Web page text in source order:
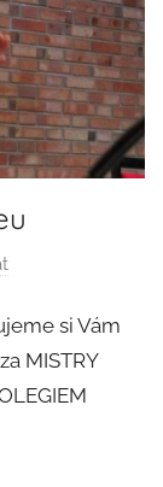
si Vám
MISTRY